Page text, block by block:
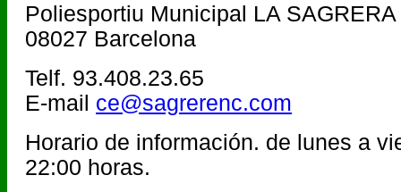
Poliesportiu Municipal LA SAGRERA
08027 Barcelona
Telf. 93.408.23.65
E-mail ce@sagrerenc.com
Horario de información. de lunes a
22:00 horas.